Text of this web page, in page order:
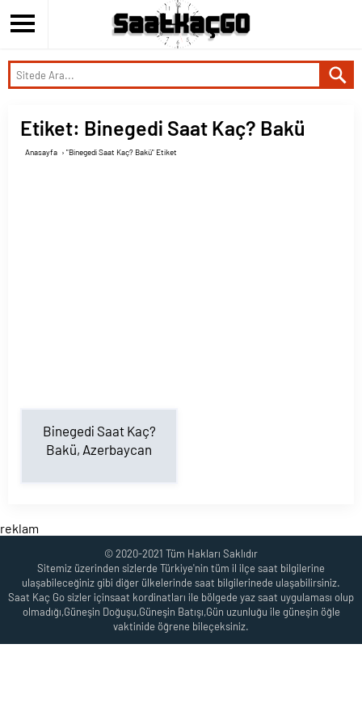
Etiket: Binegedi Saat Kaç? Bakü
Anasayfa › "Binegedi Saat Kaç? Bakü" Etiket
Binegedi Saat Kaç?
Bakü, Azerbaycan
reklam
© 2020-2021 Tüm Hakları Saklıdır
Sitemiz üzerinden sizlerde Türkiye'nin tüm il ilçe saat bilgilerine
ulaşabileceğiniz gibi diğer ülkelerinde saat bilgilerinede ulaşabilirsiniz.
Saat Kaç Go sizler içinsaat kordinatları ile bölgede yaz saat uygulaması olup
olmadığı,Güneşin Doğuşu,Güneşin Batışı,Gün uzunluğu ile güneşin öğle
vaktinide öğrene bileçeksiniz.